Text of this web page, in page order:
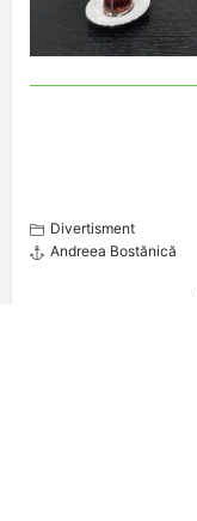
Divertisment
Andreea Bostănică